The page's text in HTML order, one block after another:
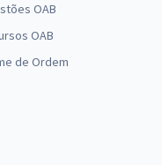
OAB
OAB
de Ordem